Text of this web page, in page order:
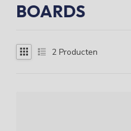
BOARDS
2 Producten